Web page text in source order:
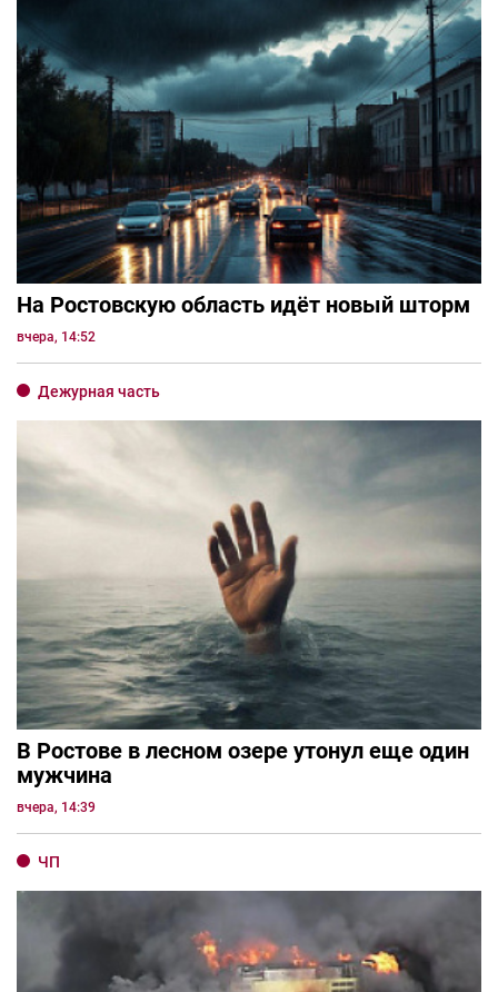
На Ростовскую область идёт новый шторм
вчера, 14:52
Дежурная часть
В Ростове в лесном озере утонул еще один
мужчина
вчера, 14:39
ЧП